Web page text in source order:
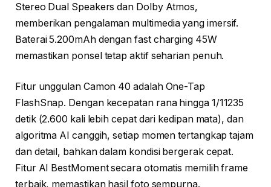
Stereo Dual Speakers dan Dolby Atmos,
memberikan pengalaman multimedia yang imersif.
Baterai 5.200mAh dengan fast charging 45W
memastikan ponsel tetap aktif seharian penuh.
Fitur unggulan Camon 40 adalah One-Tap
FlashSnap. Dengan kecepatan rana hingga 1/11235
detik (2.600 kali lebih cepat dari kedipan mata), dan
algoritma AI canggih, setiap momen tertangkap tajam
dan detail, bahkan dalam kondisi bergerak cepat.
Fitur AI BestMoment secara otomatis memilih frame
terbaik, memastikan hasil foto sempurna.